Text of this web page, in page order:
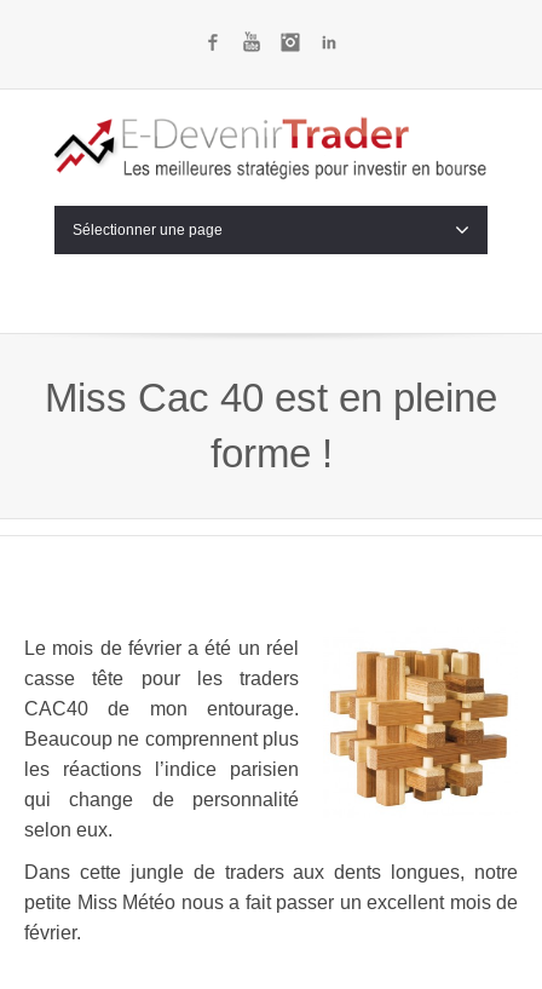
FacebookYouTubeInstagram
Sélectionner une page
Miss Cac 40 est en pleine
forme !
Le mois de février a été un réel
casse tête pour les traders
CAC40 de mon entourage.
Beaucoup ne comprennent plus
les réactions l’indice parisien
qui change de personnalité
selon eux.
Dans cette jungle de traders aux dents longues, notre
petite Miss Météo nous a fait passer un excellent mois de
février.